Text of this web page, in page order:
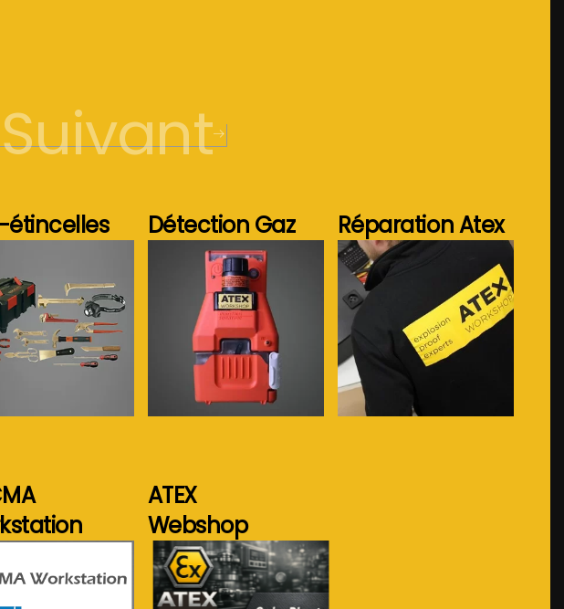
Suivant
étincelles Détection Gaz
Voir plus...
Réparation Atex
ATEX
Webshop